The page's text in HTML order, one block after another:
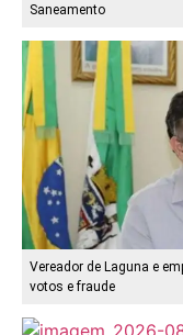
Saneamento
Vereador de Laguna e
votos e fraude